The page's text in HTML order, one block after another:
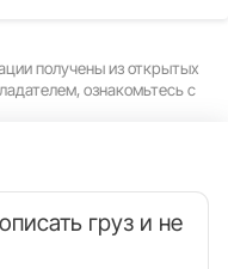
получены из открытых
ознакомьтесь с
груз и не